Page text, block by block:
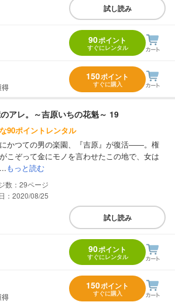
試し読み
90ポイント
すぐにレンタル
得
150ポイント
すぐに購入
アレ。～吉原いちの花魁～ 19
90ポイントレンタル
かつての男の楽園、『吉原』が復活――。権
こぞって金にモノを言わせたこの地で、女は
もっと読む
29
：2020/08/25
試し読み
90ポイント
すぐにレンタル
得
150ポイント
すぐに購入